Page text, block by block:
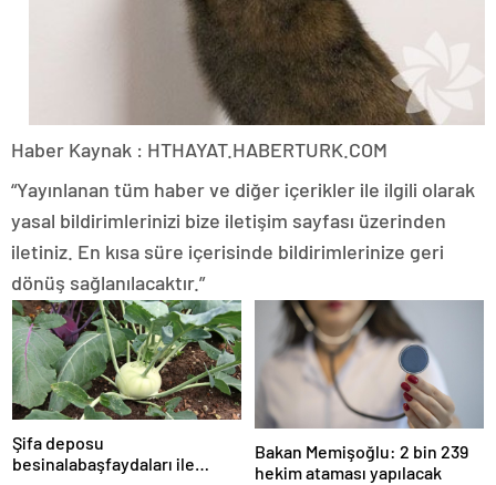
Haber Kaynak : HTHAYAT.HABERTURK.COM
“Yayınlanan tüm haber ve diğer içerikler ile ilgili olarak
yasal bildirimlerinizi bize iletişim sayfası üzerinden
iletiniz. En kısa süre içerisinde bildirimlerinize geri
dönüş sağlanılacaktır.”
Şifa deposu
besinalabaşfaydaları ile
Bakan Memişoğlu: 2 bin 239
hekim ataması yapılacak